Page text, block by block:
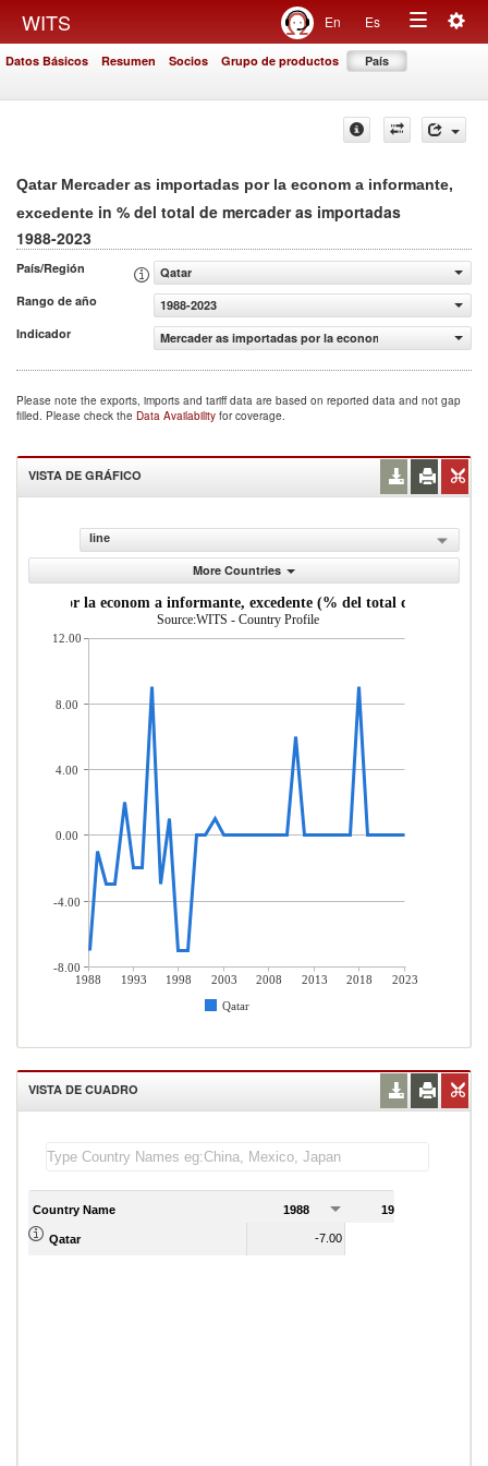
WITS En Es
Toggle
Datos Básicos Resumen Socios Grupo de productos País
Qatar Mercader as importadas por la econom a informante,
excedente in % del total de mercader as importadas
1988-2023
País/Región
Qatar
Rango de año
1988-2023
Indicador
Mercader as importadas por la econom a informante,
Please note the exports, imports and tariff data are based on reported data and not gap
filled. Please check the Data Availability for coverage.
VISTA DE GRÁFICO
line
More Countries
por la econom a informante, excedente (% del total de mercader
Source:WITS - Country Profile
1988 1993 1998 2003 2008 2013 2018
2023
Qatar
12.00
8.00
4.00
0.00
-4.00
-8.00
VISTA DE CUADRO
Country Name 1988 1989
Qatar -7.00